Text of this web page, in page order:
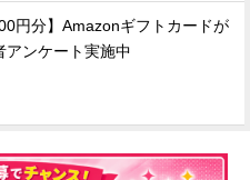
円分】Amazonギフトカードが
アンケート実施中